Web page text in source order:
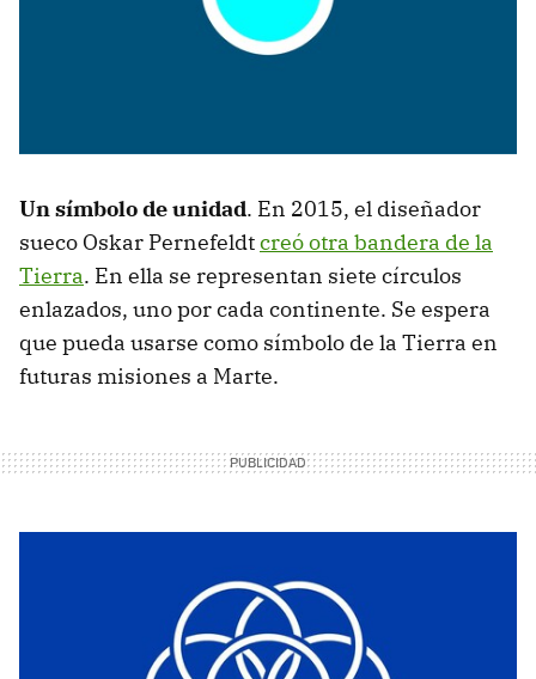
Un símbolo de unidad. En 2015, el diseñador
sueco Oskar Pernefeldtcreó otra bandera de la
Tierra. En ella se representan siete círculos
enlazados, uno por cada continente. Se espera
que pueda usarse como símbolo de la Tierra en
futuras misiones a Marte.